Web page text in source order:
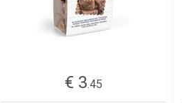
€ 3.45